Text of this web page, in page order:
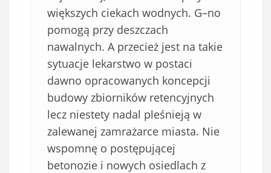
większych ciekach wodnych. G–no
pomogą przy deszczach
nawalnych. A przecież jest na takie
sytuacje lekarstwo w postaci
dawno opracowanych koncepcji
budowy zbiorników retencyjnych
lecz niestety nadal pleśnieją w
zalewanej zamrażarce miasta. Nie
wspomnę o postępującej
betonozie i nowych osiedlach z